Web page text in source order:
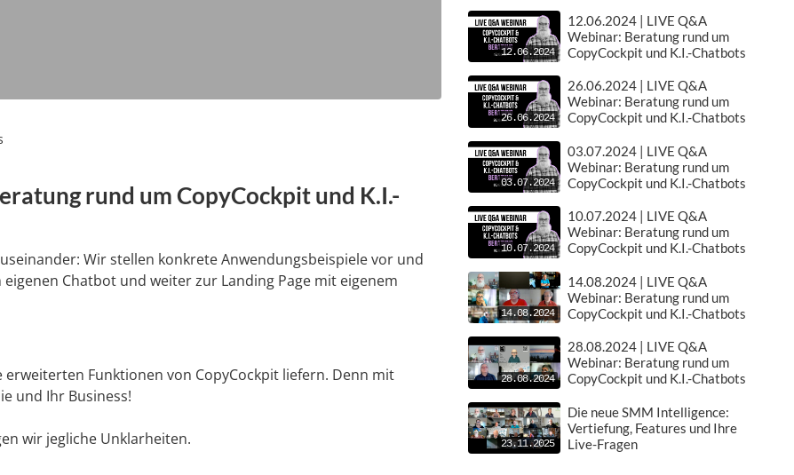
12.06.2024
12.06.2024 | LIVE Q&A
Webinar: Beratung rund um
CopyCockpit und K.I.-Chatbots
26.06.2024
26.06.2024 | LIVE Q&A
Webinar: Beratung rund um
CopyCockpit und K.I.-Chatbots
03.07.2024
03.07.2024 | LIVE Q&A
Webinar: Beratung rund um
CopyCockpit und K.I.-Chatbots
10.07.2024
10.07.2024 | LIVE Q&A
Webinar: Beratung rund um
CopyCockpit und K.I.-Chatbots
14.08.2024
14.08.2024 | LIVE Q&A
Webinar: Beratung rund um
CopyCockpit und K.I.-Chatbots
28.08.2024
28.08.2024 | LIVE Q&A
Webinar: Beratung rund um
CopyCockpit und K.I.-Chatbots
23.11.2025
Die neue SMM Intelligence:
Vertiefung, Features und Ihre
Live-Fragen
rund um CopyCockpit und K.I.-
Wir stellen konkrete Anwendungsbeispiele vor und
Chatbot und weiter zur Landing Page mit eigenem
Funktionen von CopyCockpit liefern. Denn mit
und Ihr Business!
wir jegliche Unklarheiten.